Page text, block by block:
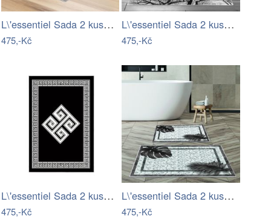
L\'essentiel Sada 2 kusů koupelnových…
475,-Kč
L\'essentiel Sada 2 kusů koupelnových…
475,-Kč
L\'essentiel Sada 2 kusů koupelnových…
475,-Kč
L\'essentiel Sada 2 kusů koupelnových…
475,-Kč